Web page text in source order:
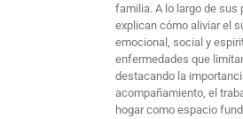
familia. A lo largo de sus
explican cómo aliviar el
emocional, social y
enfermedades que
destacando la
acompañamiento, el
hogar como espacio